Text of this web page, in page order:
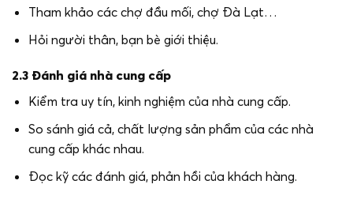
Tham khảo các chợ đầu mối, chợ Đà Lạt…
Hỏi người thân, bạn bè giới thiệu.
2.3 Đánh giá nhà cung cấp
Kiểm tra uy tín, kinh nghiệm của nhà cung cấp.
So sánh giá cả, chất lượng sản phẩm của các nhà
cung cấp khác nhau.
Đọc kỹ các đánh giá, phản hồi của khách hàng.